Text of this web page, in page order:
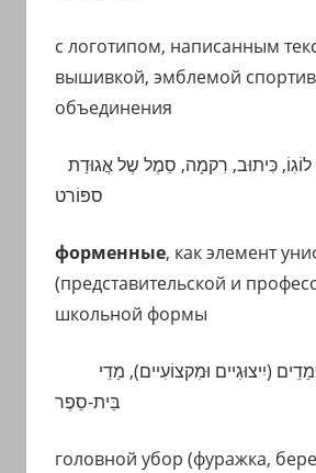
с логотипом, написанным
вышивкой, эмблемой
объединения
כִּיתוּב, רִקמָה, סֵמֶל שֶל אֲגוּדַת
ספּוֹרט
форменные, как элемент
(представительской и
школьной формы
(יִיצוּגִיים וּמִקצוֹעִיים), מַדֵי
בֵּית-סֵפֶר
головной убор (фуражка,